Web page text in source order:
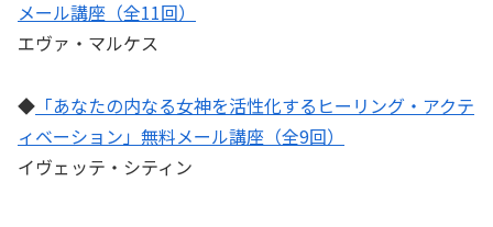
メール講座（全11回）
エヴァ・マルケス
◆ 「あなたの内なる女神を活性化するヒーリング・アクテ
ィベーション」無料メール講座（全9回）
イヴェッテ・シティン